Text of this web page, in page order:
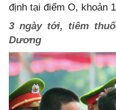
định tại điểm O, khoản
3 ngày tới, tiêm
Dương